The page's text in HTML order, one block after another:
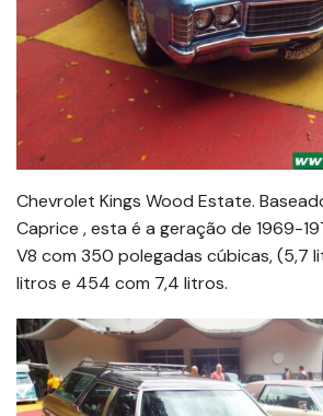
Chevrolet Kings Wood Estate.
Caprice , esta é a geração de 1969-
V8 com 350 polegadas cúbicas, (5,7
litros e 454 com 7,4 litros.